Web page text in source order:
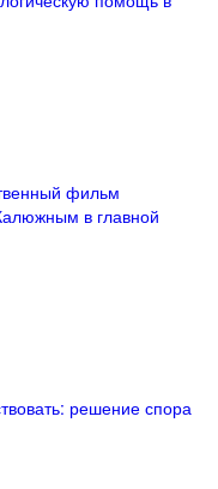
фильм
в главной
решение спора